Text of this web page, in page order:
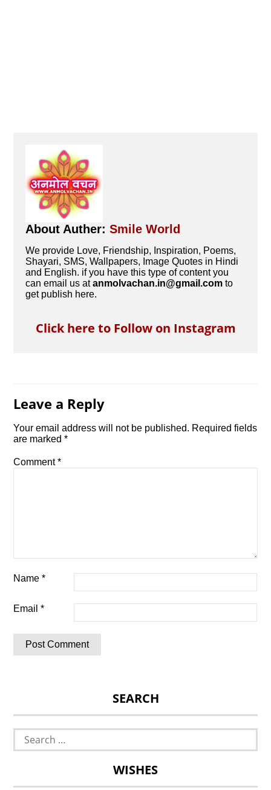
About Auther:Smile World
We provide Love, Friendship, Inspiration, Poems,
Shayari, SMS, Wallpapers, Image Quotes in Hindi
and English. if you have this type of content you
can email us atanmolvachan.in@gmail.com to
get publish here.
Click here to Follow on Instagram
Leave a Reply
Your email address will not be published. Required fields
are marked*
Comment*
Name*
Email*
SEARCH
Search
for:
WISHES